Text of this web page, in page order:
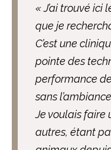
« J’ai trouvé ici
que je
C’est une
pointe des
performance
sans
Je voulais faire
autres, étant